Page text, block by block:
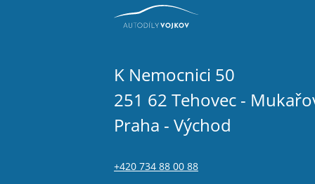
K Nemocnici 50
251 62 Tehovec -
Praha - Východ
+420 734 88 00 88